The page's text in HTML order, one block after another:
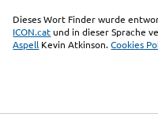
Dieses Wort Finder wurde
ICON.catund in dieser Sprache
Aspell Kevin Atkinson.Cookies